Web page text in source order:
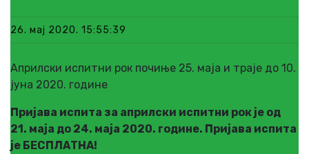
26. мај 2020. 15:55:39
Априлски испитни рок почиње 25. маја и траје до 10.
јуна 2020. године
Пријава испита за априлски испитни рок је од
21. маја до 24. маја 2020. године. Пријава испита
је БЕСПЛАТНА!